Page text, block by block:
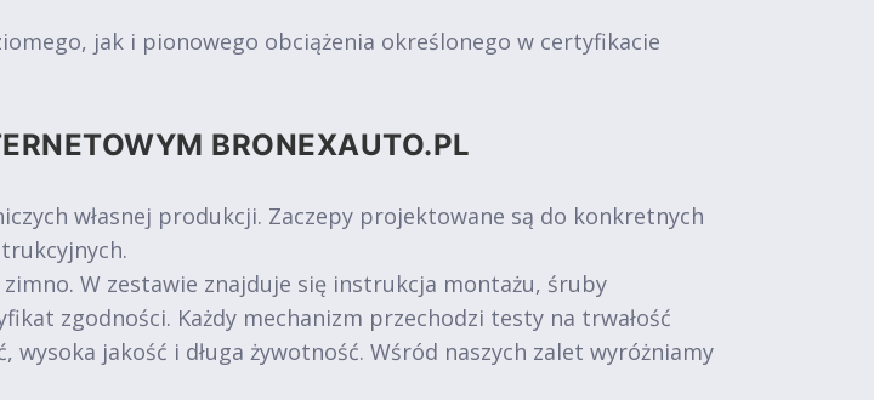
jak i pionowego obciążenia określonego w certyfikacie
BRONEXAUTO.PL
własnej produkcji. Zaczepy projektowane są do konkretnych
W zestawie znajduje się instrukcja montażu, śruby
zgodności. Każdy mechanizm przechodzi testy na trwałość
jakość i długa żywotność. Wśród naszych zalet wyróżniamy